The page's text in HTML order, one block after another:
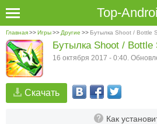
Top-
Главная>>Игры>> Другие >> Бутылка Shoot / Bottle
Скачать
Как
Бутылка Shoot / Bottle
16 октября 2017 - 0:40.